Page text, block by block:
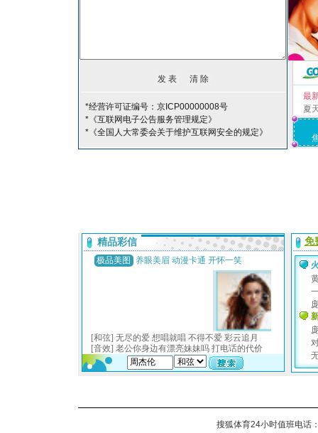
*经营许可证编号：京ICP00000008号
*《互联网电子公告服务管理规定》
*《全国人大常委会关于维护互联网安全的规定》
最
夏
搜狐体育24小时值班电话